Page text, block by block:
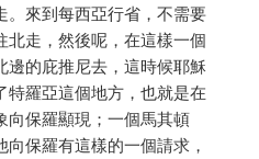
。來到每西亞行省，不需要
北走，然後呢，在這樣一個
邊的庇推尼去，這時候耶穌
特羅亞這個地方，也就是在
向保羅顯現；一個馬其頓
保羅有這樣的一個請求，